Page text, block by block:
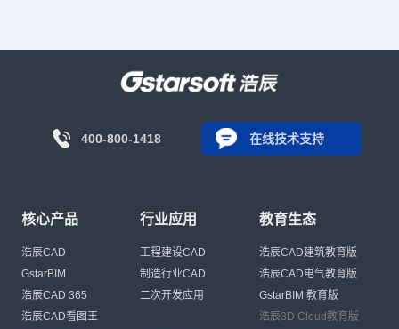
400-800-1418 在线技术支持
核心产品
浩辰CAD
GstarBIM
浩辰CAD 365
浩辰CAD看图王
行业应用
工程建设CAD
制造行业CAD
二次开发应用
教育生态
浩辰CAD建筑教育版
浩辰CAD电气教育版
GstarBIM 教育版
浩辰3D Cloud教育版